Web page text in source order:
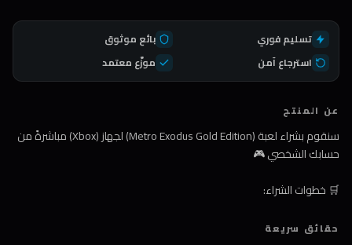
تسليم فوري
بائع موثوق
استرجاع آمن
موزّع معتمد
عن المنتج
سنقوم بشراء لعبة (Metro Exodus Gold Edition) لجهاز (Xbox) مباشرةً من
حسابك الشخصي 🎮
🛒 خطوات الشراء:
1️⃣ اضغط على زر الشراء
حقائق سريعة